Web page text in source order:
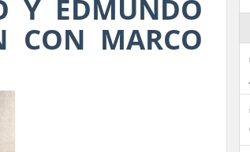
Y EDMUNDO
CON MARCO